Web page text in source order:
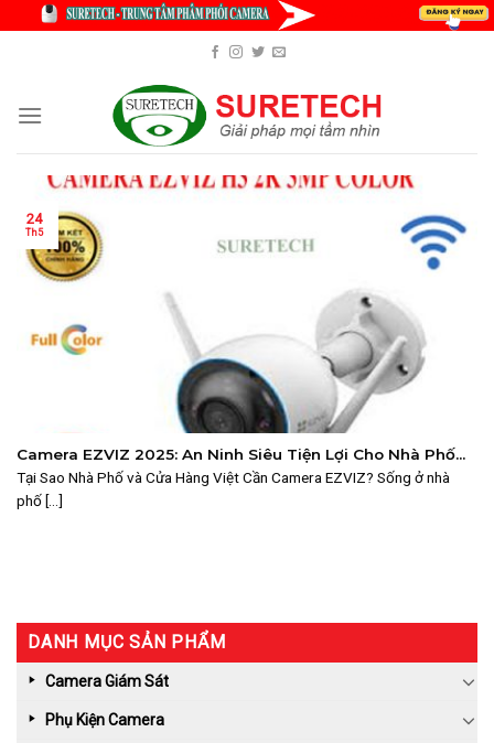
Camera EZVIZ 2025: An Ninh Siêu Tiện Lợi Cho Nhà Phố
và Cửa Hàng Việt
Tại Sao Nhà Phố và Cửa Hàng Việt Cần Camera EZVIZ? Sống ở nhà
phố [...]
24
Th5
DANH MỤC SẢN PHẨM
Camera Giám Sát
Phụ Kiện Camera